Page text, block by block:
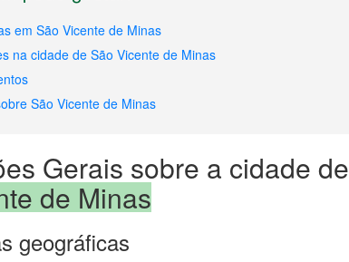
em São Vicente de Minas
na cidade de São Vicente de Minas
São Vicente de Minas
Gerais sobre a cidade de
de Minas
geográficas